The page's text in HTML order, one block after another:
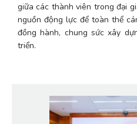
giữa các thành viên trong đại
nguồn động lực để toàn thể
đồng hành, chung sức xây
triển.